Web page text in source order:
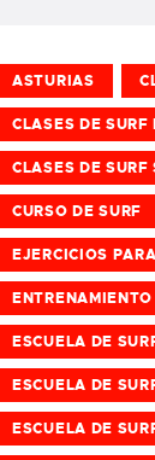
ASTURIAS
CLASES DE SURF
CLASES DE
CURSO DE SURF
EJERCICIOS
ESCUELA DE
ESCUELA DE
ESCUELA DE